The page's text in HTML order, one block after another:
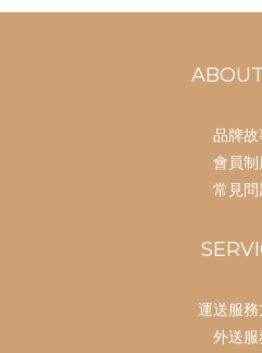
品牌故
會員制
常見問
運送服
外送服